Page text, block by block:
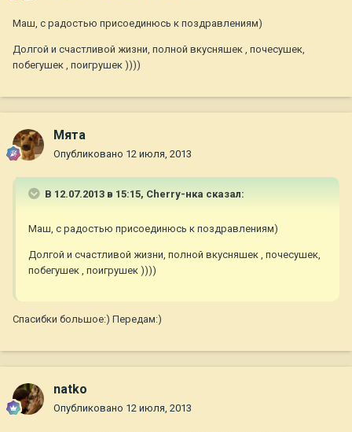
Маш, с радостью присоединюсь к поздравлениям)
Долгой и счастливой жизни, полной вкусняшек , почесушек,
побегушек , поигрушек ))))
Мята
Опубликовано 12 июля, 2013
В 12.07.2013 в 15:15, Cherry-нка сказал:
Маш, с радостью присоединюсь к поздравлениям)
Долгой и счастливой жизни, полной вкусняшек , почесушек,
побегушек , поигрушек ))))
Спасибки большое:) Передам:)
natko
Опубликовано 12 июля, 2013